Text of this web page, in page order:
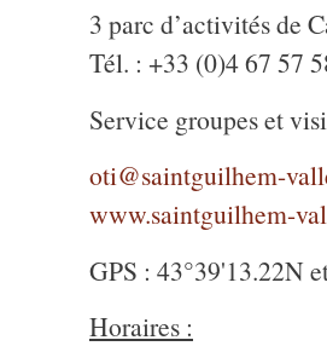
3 parc d’activités de
Tél. : +33 (0)4 67 57
Service groupes et
oti@saintguilhem-
www.saintguilhem-
GPS : 43°39'13.22N
Horaires :